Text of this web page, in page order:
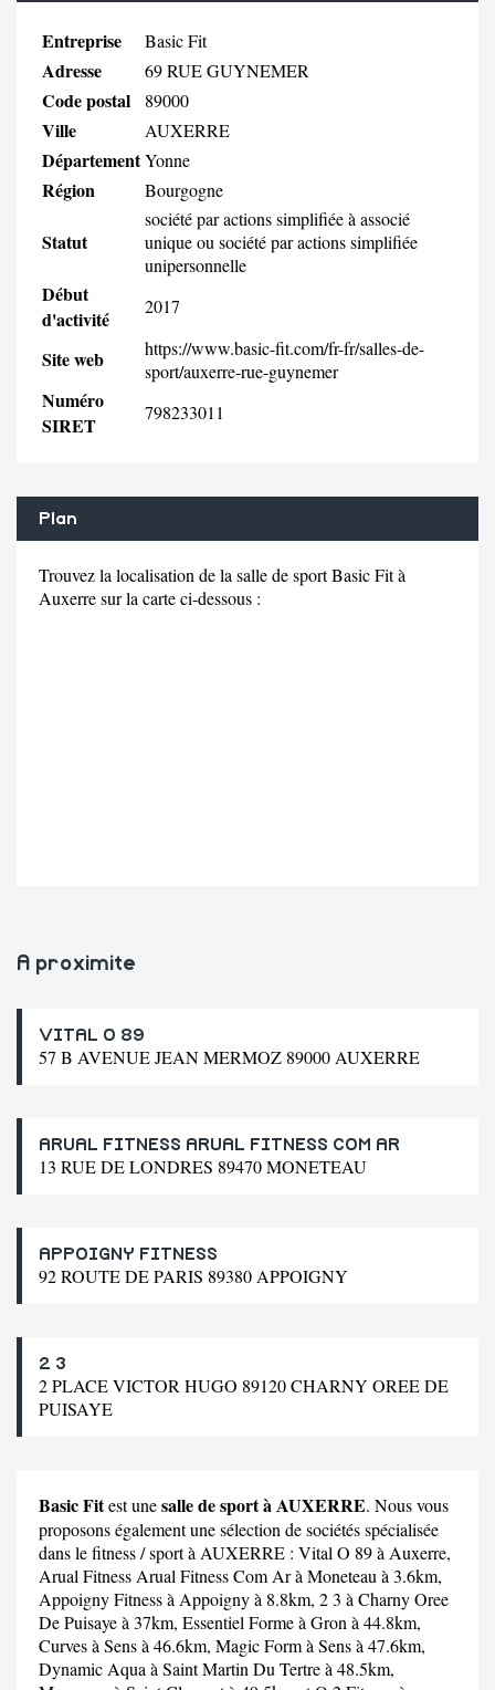
Entreprise Basic Fit
Adresse 69 RUE GUYNEMER
Code postal 89000
Ville AUXERRE
DépartementYonne
Région Bourgogne
Statut
société par actions simplifiée à associé
unique ou société par actions simplifiée
unipersonnelle
Début
d'activité
2017
Site web
https://www.basic-fit.com/fr-fr/salles-de-
sport/auxerre-rue-guynemer
Numéro
SIRET
798233011
Plan
Trouvez la localisation de la salle de sport Basic Fit à
Auxerre sur la carte ci-dessous :
A proximite
VITAL O 89
57 B AVENUE JEAN MERMOZ 89000 AUXERRE
ARUAL FITNESS ARUAL FITNESS COM AR
13 RUE DE LONDRES 89470 MONETEAU
APPOIGNY FITNESS
92 ROUTE DE PARIS 89380 APPOIGNY
2 3
2 PLACE VICTOR HUGO 89120 CHARNY OREE DE
PUISAYE
Basic Fitest unesalle de sport à AUXERRE. Nous vous
proposons également une sélection de sociétés spécialisée
dans le fitness / sport à AUXERRE : Vital O 89à Auxerre,
Arual Fitness Arual Fitness Com Arà Moneteau à 3.6km,
Appoigny Fitnessà Appoigny à 8.8km, 2 3 à Charny Oree
De Puisaye à 37km, Essentiel Formeà Gron à 44.8km,
Curvesà Sens à 46.6km, Magic Formà Sens à 47.6km,
Dynamic Aqua à Saint Martin Du Tertre à 48.5km,